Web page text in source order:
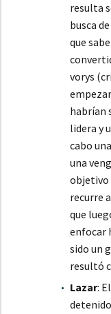
resulta
busca
que
vorys
habrían
lidera y
cabo
una
objetivo
recurre
que
enfocar
sido un
resultó
Lazar: